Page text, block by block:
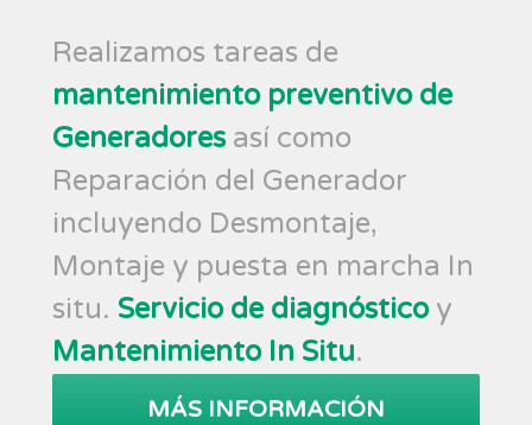
Realizamos tareas de
mantenimiento preventivo de
Generadoresasí como
Reparación del Generador
incluyendo Desmontaje,
Montaje y puesta en marcha In
situ. Servicio de diagnósticoy
Mantenimiento In Situ.
MÁS INFORMACIÓN